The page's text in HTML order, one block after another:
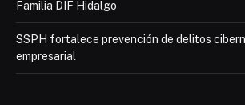
Familia DIF Hidalgo
SSPH fortalece prevención de delitos
empresarial